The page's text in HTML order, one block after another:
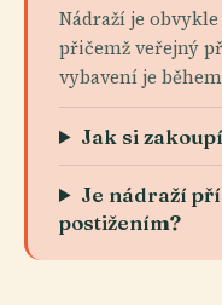
Nádraží je obvykle
přičemž veřejný
vybavení je
Jak si
Je nádraží
postižením?